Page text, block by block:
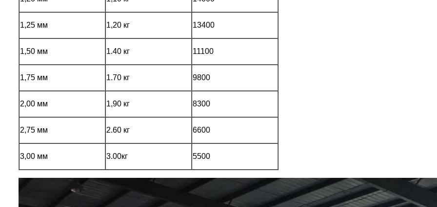
1,25 мм 1,20 кг 13400
1,50 мм 1.40 кг 11100
1,75 мм 1.70 кг 9800
2,00 мм 1,90 кг 8300
2,75 мм 2.60 кг 6600
3,00 мм 3.00кг 5500